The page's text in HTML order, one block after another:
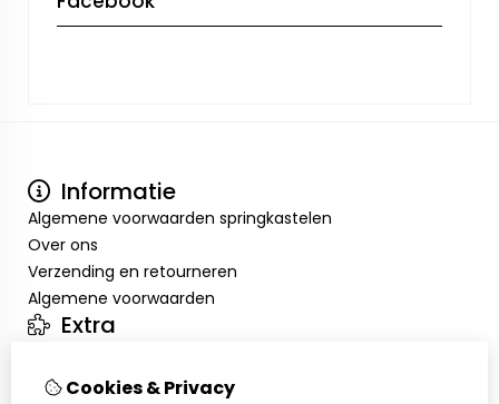
Informatie
Algemene voorwaarden springkastelen
Over ons
Verzending en retourneren
Algemene voorwaarden
Extra
Aanbiedingen
Cookies & Privacy